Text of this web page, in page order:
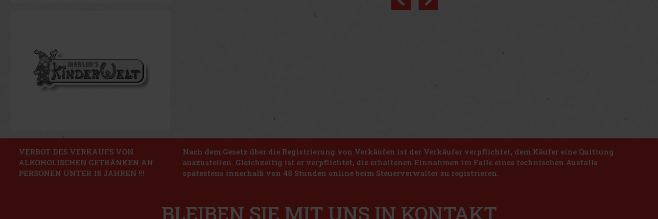
VERBOT DES VERKAUFS VON
ALKOHOLISCHEN GETRÄNKEN AN
PERSONEN UNTER 18 JAHREN !!!
Nach dem Gesetz über die Registrierung von Verkäufen ist der Verkäufer verpflichtet, dem Käufer eine Quittung
auszustellen. Gleichzeitig ist er verpflichtet, die erhaltenen Einnahmen im Falle eines technischen Ausfalls
spätestens innerhalb von 48 Stunden online beim Steuerverwalter zu registrieren.
BLEIBEN SIE MIT UNS IN KONTAKT